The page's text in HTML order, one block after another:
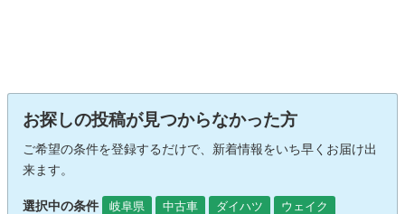
お探しの投稿が見つからなかった方
ご希望の条件を登録するだけで、新着情報をいち早くお届け出
来ます。
選択中の条件 岐阜県 中古車 ダイハツ ウェイク